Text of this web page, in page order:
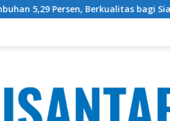
bagi Siapa? Bupati